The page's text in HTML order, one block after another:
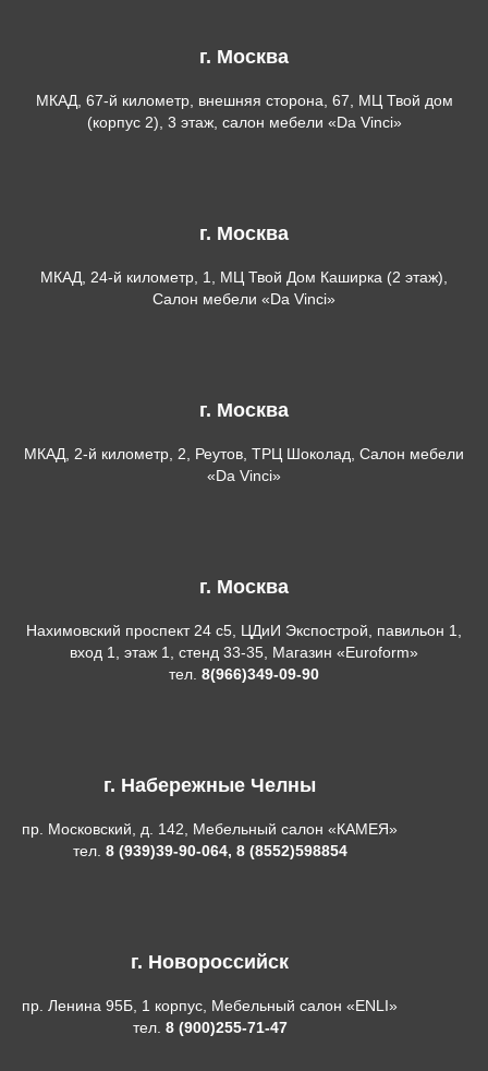
г. Москва
МКАД, 67-й километр, внешняя сторона, 67, МЦ Твой дом
(корпус 2), 3 этаж, салон мебели «Da Vinci»
г. Москва
МКАД, 24-й километр, 1, МЦ Твой Дом Каширка (2 этаж),
Салон мебели «Da Vinci»
г. Москва
МКАД, 2-й километр, 2, Реутов, ТРЦ Шоколад, Салон мебели
«Da Vinci»
г. Москва
Нахимовский проспект 24 с5, ЦДиИ Экспострой, павильон 1,
вход 1, этаж 1, стенд 33-35, Магазин «Euroform»
тел. 8(966)349-09-90
г. Набережные Челны
пр. Московский, д. 142, Мебельный салон «КАМЕЯ»
тел. 8 (939)39-90-064, 8 (8552)598854
г. Новороссийск
пр. Ленина 95Б, 1 корпус, Мебельный салон «ENLI»
тел. 8 (900)255-71-47